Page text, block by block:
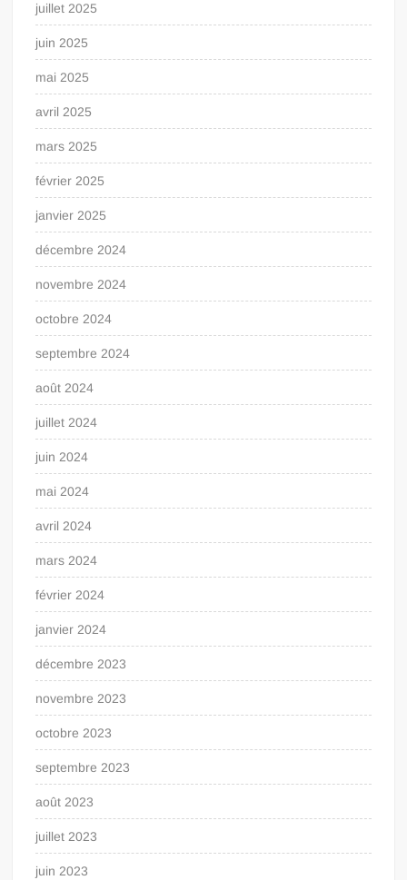
juillet 2025
juin 2025
mai 2025
avril 2025
mars 2025
février 2025
janvier 2025
décembre 2024
novembre 2024
octobre 2024
septembre 2024
août 2024
juillet 2024
juin 2024
mai 2024
avril 2024
mars 2024
février 2024
janvier 2024
décembre 2023
novembre 2023
octobre 2023
septembre 2023
août 2023
juillet 2023
juin 2023